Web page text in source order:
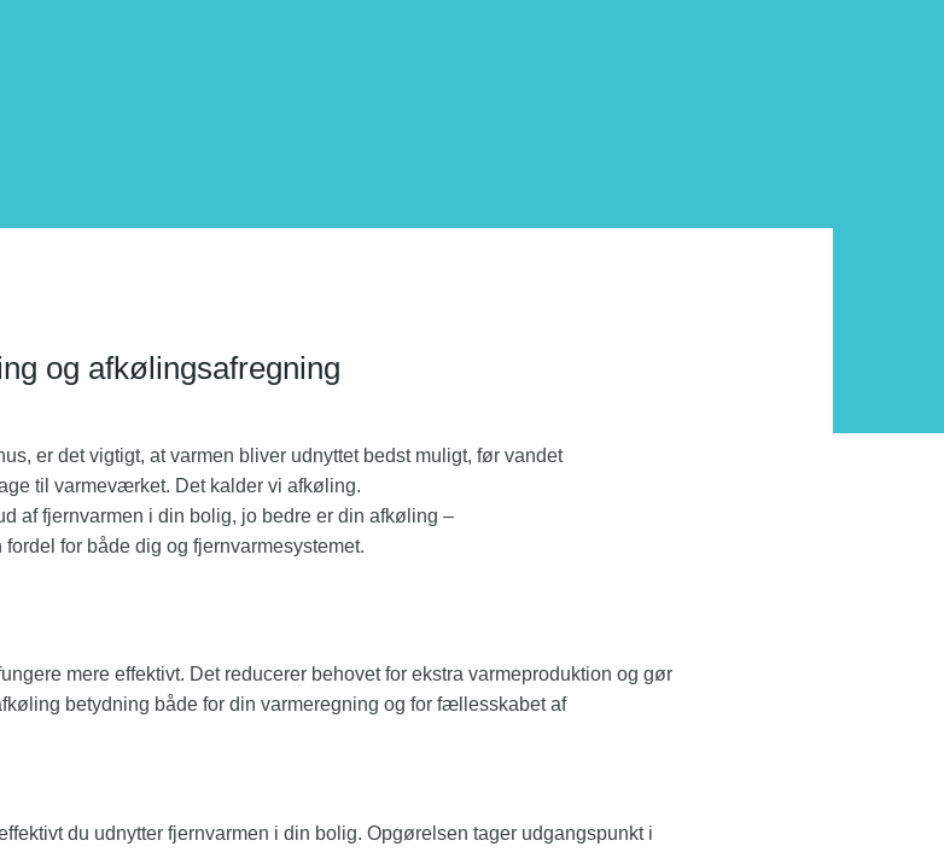
og afkølingsafregning
er det vigtigt, at varmen bliver udnyttet bedst muligt, før vandet
til varmeværket. Det kalder vi afkøling.
af fjernvarmen i din bolig, jo bedre er din afkøling –
fordel for både dig og fjernvarmesystemet.
mere effektivt. Det reducerer behovet for ekstra varmeproduktion og gør
betydning både for din varmeregning og for fællesskabet af
du udnytter fjernvarmen i din bolig. Opgørelsen tager udgangspunkt i